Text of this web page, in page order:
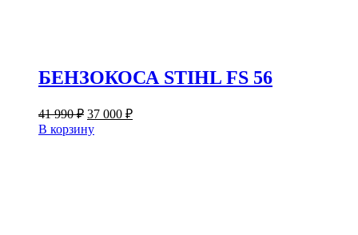
БЕНЗОКОСА STIHL FS 56
41 990₽ Первоначальная
цена
составляла
37 000 ₽Текущая
В корзину